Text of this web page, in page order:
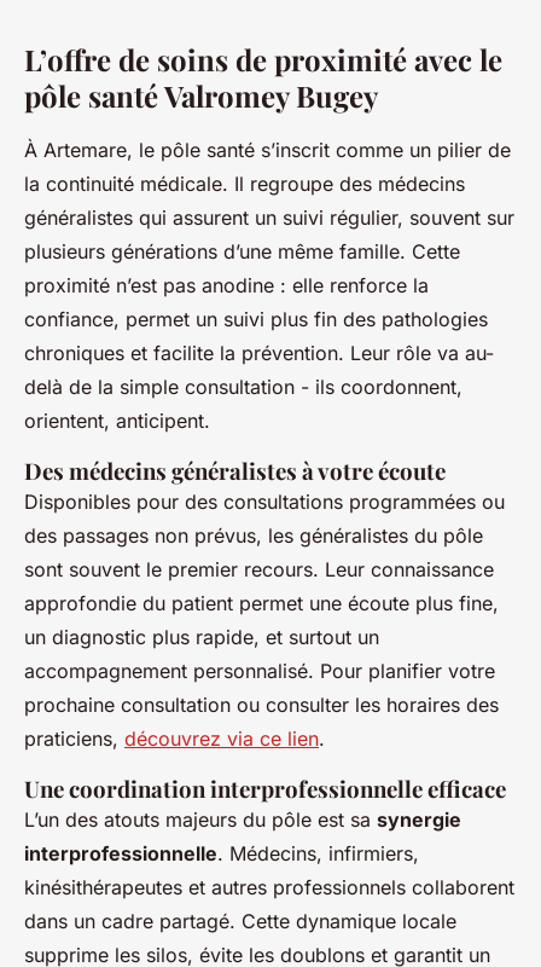
L’offre de soins de proximité avec le
pôle santé Valromey Bugey
À Artemare, le pôle santé s’inscrit comme un pilier de
la continuité médicale. Il regroupe des médecins
généralistes qui assurent un suivi régulier, souvent sur
plusieurs générations d’une même famille. Cette
proximité n’est pas anodine : elle renforce la
confiance, permet un suivi plus fin des pathologies
chroniques et facilite la prévention. Leur rôle va au-
delà de la simple consultation - ils coordonnent,
orientent, anticipent.
Des médecins généralistes à votre écoute
Disponibles pour des consultations programmées ou
des passages non prévus, les généralistes du pôle
sont souvent le premier recours. Leur connaissance
approfondie du patient permet une écoute plus fine,
un diagnostic plus rapide, et surtout un
accompagnement personnalisé. Pour planifier votre
prochaine consultation ou consulter les horaires des
praticiens, découvrez via ce lien.
Une coordination interprofessionnelle efficace
L’un des atouts majeurs du pôle est sa synergie
interprofessionnelle. Médecins, infirmiers,
kinésithérapeutes et autres professionnels collaborent
dans un cadre partagé. Cette dynamique locale
supprime les silos, évite les doublons et garantit un